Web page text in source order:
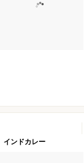
インドカレー